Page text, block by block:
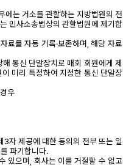
에는 거소를 관할하는 지방법원의 전
민사소송법상의 관할법원에 제기합
료를 자동 기록·보존하며, 해당 자료
통신 단말장치로 매회 회원에게 제
미리 특정하여 지정한 통신 단말장
우
자 제공에 대한 동의의 전부 또는 일
파기합니다.
있으며, 회사는 이를 거절할 수 없고